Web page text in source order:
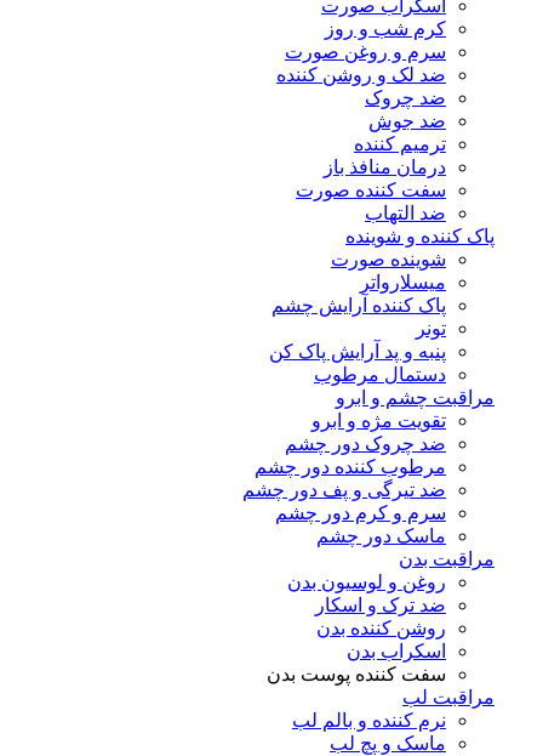
اسکراب صورت
کرم شب و روز
سرم و روغن صورت
ضد لک و روشن کننده
ضد چروک
ضد جوش
ترمیم کننده
درمان منافذ باز
سفت کننده صورت
ضد التهاب
پاک کننده و شوینده
شوینده صورت
میسلارواتر
پاک کننده آرایش چشم
تونر
پنبه و پد آرایش پاک کن
دستمال مرطوب
مراقبت چشم و ابرو
تقویت مژه و ابرو
ضد چروک دور چشم
مرطوب کننده دور چشم
ضد تیرگی و پف دور چشم
سرم و کرم دور چشم
ماسک دور چشم
مراقبت بدن
روغن و لوسیون بدن
ضد ترک و اسکار
روشن کننده بدن
اسکراب بدن
سفت کننده پوست بدن
مراقبت لب
نرم کننده و بالم لب
ماسک و پچ لب